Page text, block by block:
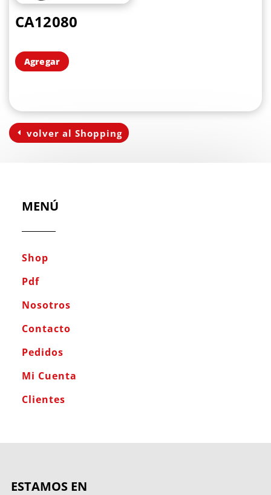
CA12080
Agregar
volver al Shopping
MENÚ
Shop
Pdf
Nosotros
Contacto
Pedidos
Mi Cuenta
Clientes
ESTAMOS EN